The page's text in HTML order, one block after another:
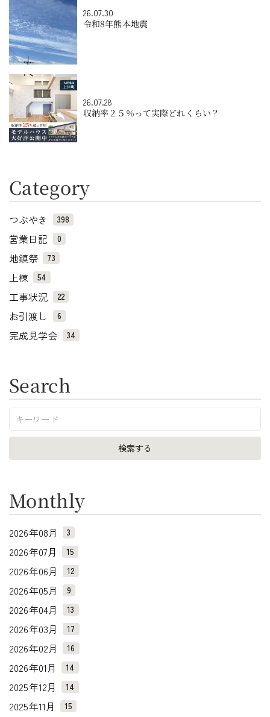
26.07.30
令和8年熊本地震
26.07.28
収納率２５％って実際どれくらい？
Category
つぶやき 398
営業日記 0
地鎮祭 73
上棟 54
工事状況 22
お引渡し 6
完成見学会 34
Search
Monthly
2026年08月 3
2026年07月 15
2026年06月 12
2026年05月 9
2026年04月 13
2026年03月 17
2026年02月 16
2026年01月 14
2025年12月 14
2025年11月 15